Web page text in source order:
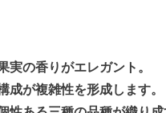
の香りがエレガント。
が複雑性を形成します。